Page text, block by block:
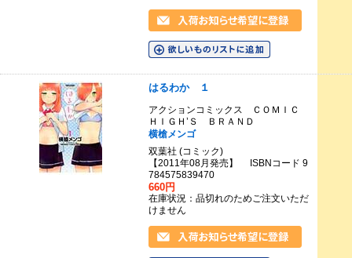
はるわか １
アクションコミックス ＣＯＭＩＣ
ＨＩＧＨ’Ｓ ＢＲＡＮＤ
横槍メンゴ
双葉社 (コミック)
【2011年08月発売】 ISBNコード 9
784575839470
660円
在庫状況：品切れのためご注文いただ
けません